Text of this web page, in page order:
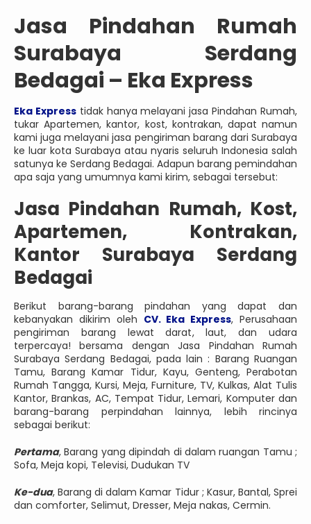
Jasa Pindahan Rumah
Surabaya Serdang
Bedagai – Eka Express
Eka Expresstidak hanya melayani jasa Pindahan Rumah,
tukar Apartemen, kantor, kost, kontrakan, dapat namun
kami juga melayani jasa pengiriman barang dari Surabaya
ke luar kota Surabaya atau nyaris seluruh Indonesia salah
satunya ke Serdang Bedagai. Adapun barang pemindahan
apa saja yang umumnya kami kirim, sebagai tersebut:
Jasa Pindahan Rumah, Kost,
Apartemen, Kontrakan,
Kantor Surabaya Serdang
Bedagai
Berikut barang-barang pindahan yang dapat dan
kebanyakan dikirim oleh CV. Eka Express, Perusahaan
pengiriman barang lewat darat, laut, dan udara
terpercaya! bersama dengan Jasa Pindahan Rumah
Surabaya Serdang Bedagai, pada lain : Barang Ruangan
Tamu, Barang Kamar Tidur, Kayu, Genteng, Perabotan
Rumah Tangga, Kursi, Meja, Furniture, TV, Kulkas, Alat Tulis
Kantor, Brankas, AC, Tempat Tidur, Lemari, Komputer dan
barang-barang perpindahan lainnya, lebih rincinya
sebagai berikut:
Pertama, Barang yang dipindah di dalam ruangan Tamu ;
Sofa, Meja kopi, Televisi, Dudukan TV
Ke-dua, Barang di dalam Kamar Tidur ; Kasur, Bantal, Sprei
dan comforter, Selimut, Dresser, Meja nakas, Cermin.